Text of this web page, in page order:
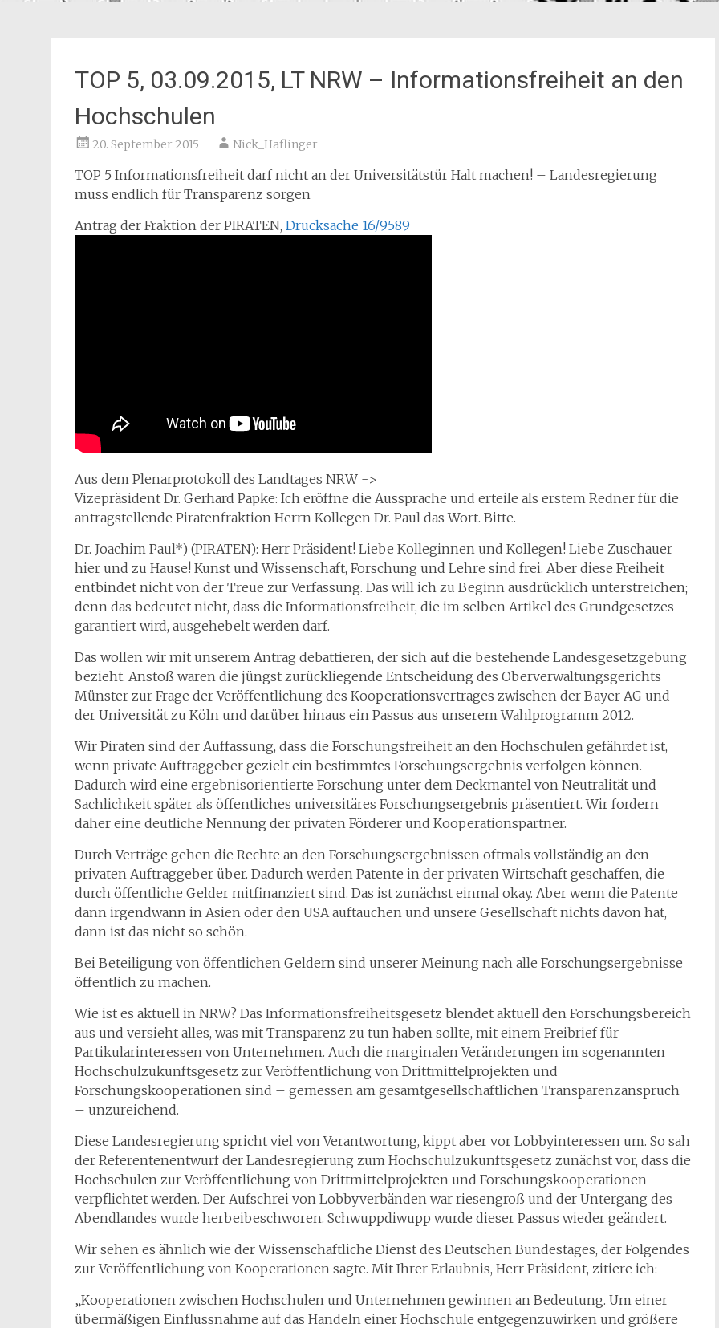
TOP 5, 03.09.2015, LT NRW – Informationsfreiheit an den
Hochschulen
20. September 2015 Nick_Haflinger
TOP 5 Informationsfreiheit darf nicht an der Universitätstür Halt machen! – Landesregierung
muss endlich für Transparenz sorgen
Antrag der Fraktion der PIRATEN, Drucksache 16/9589
Aus dem Plenarprotokoll des Landtages NRW ->
Vizepräsident Dr. Gerhard Papke: Ich eröffne die Aussprache und erteile als erstem Redner für die
antragstellende Piratenfraktion Herrn Kollegen Dr. Paul das Wort. Bitte.
Dr. Joachim Paul*) (PIRATEN): Herr Präsident! Liebe Kolleginnen und Kollegen! Liebe Zuschauer
hier und zu Hause! Kunst und Wissenschaft, Forschung und Lehre sind frei. Aber diese Freiheit
entbindet nicht von der Treue zur Verfassung. Das will ich zu Beginn ausdrücklich unterstreichen;
denn das bedeutet nicht, dass die Informationsfreiheit, die im selben Artikel des Grundgesetzes
garantiert wird, ausgehebelt werden darf.
Das wollen wir mit unserem Antrag debattieren, der sich auf die bestehende Landesgesetzgebung
bezieht. Anstoß waren die jüngst zurückliegende Entscheidung des Oberverwaltungsgerichts
Münster zur Frage der Veröffentlichung des Kooperationsvertrages zwischen der Bayer AG und
der Universität zu Köln und darüber hinaus ein Passus aus unserem Wahlprogramm 2012.
Wir Piraten sind der Auffassung, dass die Forschungsfreiheit an den Hochschulen gefährdet ist,
wenn private Auftraggeber gezielt ein bestimmtes Forschungsergebnis verfolgen können.
Dadurch wird eine ergebnisorientierte Forschung unter dem Deckmantel von Neutralität und
Sachlichkeit später als öffentliches universitäres Forschungsergebnis präsentiert. Wir fordern
daher eine deutliche Nennung der privaten Förderer und Kooperationspartner.
Durch Verträge gehen die Rechte an den Forschungsergebnissen oftmals vollständig an den
privaten Auftraggeber über. Dadurch werden Patente in der privaten Wirtschaft geschaffen, die
durch öffentliche Gelder mitfinanziert sind. Das ist zunächst einmal okay. Aber wenn die Patente
dann irgendwann in Asien oder den USA auftauchen und unsere Gesellschaft nichts davon hat,
dann ist das nicht so schön.
Bei Beteiligung von öffentlichen Geldern sind unserer Meinung nach alle Forschungsergebnisse
öffentlich zu machen.
Wie ist es aktuell in NRW? Das Informationsfreiheitsgesetz blendet aktuell den Forschungsbereich
aus und versieht alles, was mit Transparenz zu tun haben sollte, mit einem Freibrief für
Partikularinteressen von Unternehmen. Auch die marginalen Veränderungen im sogenannten
Hochschulzukunftsgesetz zur Veröffentlichung von Drittmittelprojekten und
Forschungskooperationen sind – gemessen am gesamtgesellschaftlichen Transparenzanspruch
– unzureichend.
Diese Landesregierung spricht viel von Verantwortung, kippt aber vor Lobbyinteressen um. So sah
der Referentenentwurf der Landesregierung zum Hochschulzukunftsgesetz zunächst vor, dass die
Hochschulen zur Veröffentlichung von Drittmittelprojekten und Forschungskooperationen
verpflichtet werden. Der Aufschrei von Lobbyverbänden war riesengroß und der Untergang des
Abendlandes wurde herbeibeschworen. Schwuppdiwupp wurde dieser Passus wieder geändert.
Wir sehen es ähnlich wie der Wissenschaftliche Dienst des Deutschen Bundestages, der Folgendes
zur Veröffentlichung von Kooperationen sagte. Mit Ihrer Erlaubnis, Herr Präsident, zitiere ich:
„Kooperationen zwischen Hochschulen und Unternehmen gewinnen an Bedeutung. Um einer
übermäßigen Einflussnahme auf das Handeln einer Hochschule entgegenzuwirken und größere